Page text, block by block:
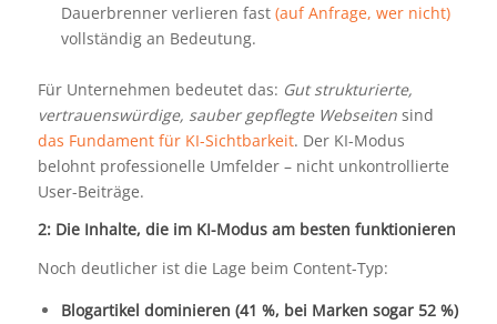
Dauerbrenner verlieren fast (auf Anfrage, wer nicht)
vollständig an Bedeutung.
Für Unternehmen bedeutet das: Gut strukturierte,
vertrauenswürdige, sauber gepflegte Webseitensind
das Fundament für KI-Sichtbarkeit. Der KI-Modus
belohnt professionelle Umfelder – nicht unkontrollierte
User-Beiträge.
2: Die Inhalte, die im KI-Modus am besten funktionieren
Noch deutlicher ist die Lage beim Content-Typ:
Blogartikel dominieren (41 %, bei Marken sogar 52 %)